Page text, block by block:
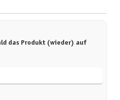
das Produkt (wieder) auf